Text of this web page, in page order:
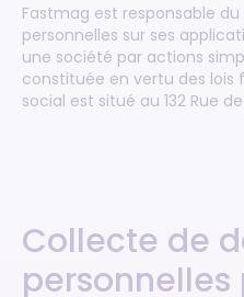
Fastmag est responsable
personnelles sur ses
une société par actions
constituée en vertu des lois
social est situé au 132 Rue
Collecte de
personnelles